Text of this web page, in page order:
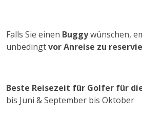
Falls Sie einen Buggywünschen,
unbedingtvor Anreise zu
Beste Reisezeit für Golfer für
bis Juni & September bis Oktober